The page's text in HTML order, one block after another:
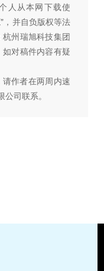
人从本网下载使
，并自负版权等法
州瑞旭科技集团
对稿件内容有疑
作者在两周内速
司联系。